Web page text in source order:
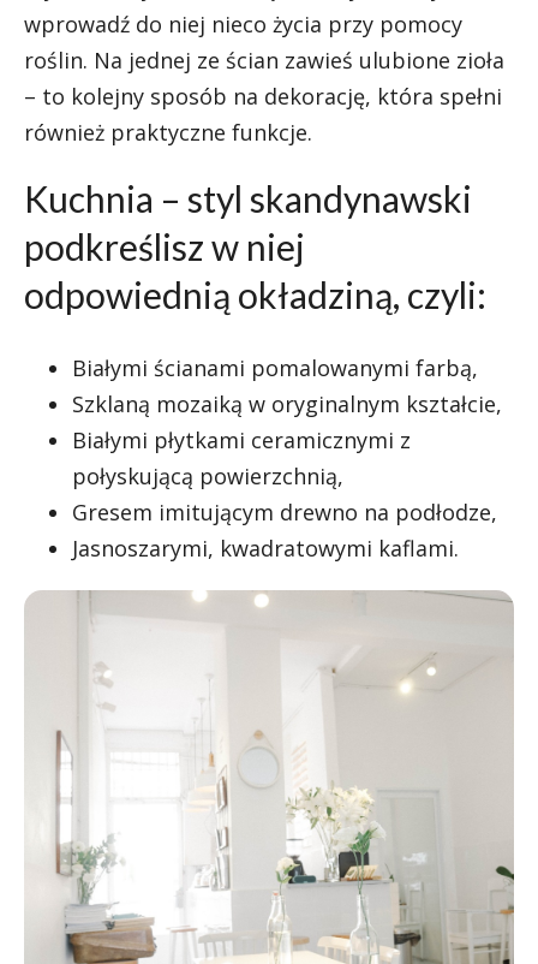
wprowadź do niej nieco życia przy pomocy
roślin. Na jednej ze ścian zawieś ulubione zioła
– to kolejny sposób na dekorację, która spełni
również praktyczne funkcje.
Kuchnia – styl skandynawski
podkreślisz w niej
odpowiednią okładziną, czyli:
Białymi ścianami pomalowanymi farbą,
Szklaną mozaiką w oryginalnym kształcie,
Białymi płytkami ceramicznymi z
połyskującą powierzchnią,
Gresem imitującym drewno na podłodze,
Jasnoszarymi, kwadratowymi kaflami.